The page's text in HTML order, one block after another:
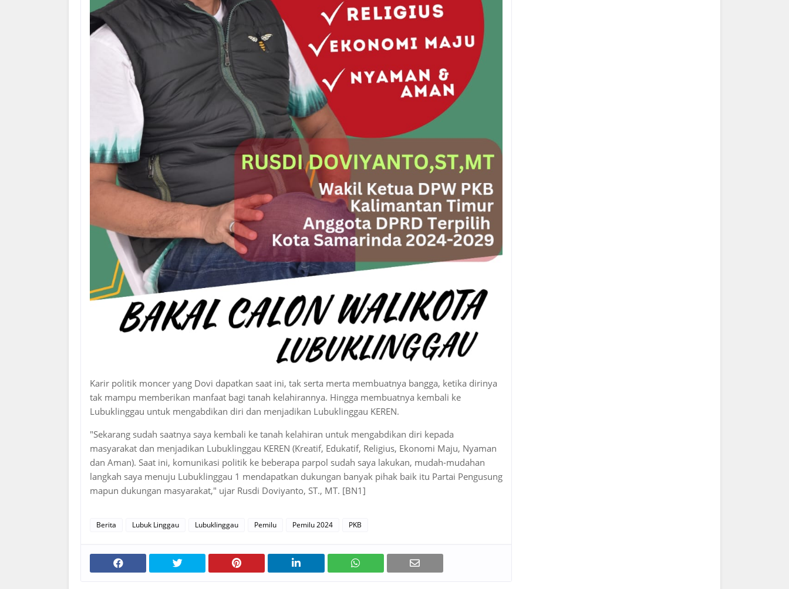
Karir politik moncer yang Dovi dapatkan saat ini, tak serta merta membuatnya bangga, ketika dirinya
tak mampu memberikan manfaat bagi tanah kelahirannya. Hingga membuatnya kembali ke
Lubuklinggau untuk mengabdikan diri dan menjadikan Lubuklinggau KEREN.
"Sekarang sudah saatnya saya kembali ke tanah kelahiran untuk mengabdikan diri kepada
masyarakat dan menjadikan Lubuklinggau KEREN (Kreatif, Edukatif, Religius, Ekonomi Maju, Nyaman
dan Aman). Saat ini, komunikasi politik ke beberapa parpol sudah saya lakukan, mudah-mudahan
langkah saya menuju Lubuklinggau 1 mendapatkan dukungan banyak pihak baik itu Partai Pengusung
mapun dukungan masyarakat," ujar Rusdi Doviyanto, ST., MT. [BN1]
Berita Lubuk Linggau Lubuklinggau Pemilu Pemilu 2024 PKB